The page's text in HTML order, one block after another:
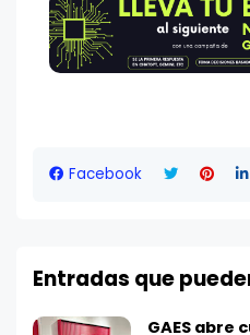
Facebook
Entradas que
GAES abre